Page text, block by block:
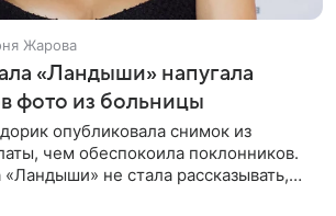
Жарова
«Ландыши» напугала
фото из больницы
опубликовала снимок из
чем обеспокоила поклонников.
«Ландыши» не стала рассказывать,